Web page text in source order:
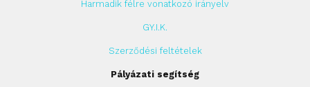
Harmadik félre vonatkozó irányelv
GY.I.K.
Szerződési feltételek
Pályázati segítség